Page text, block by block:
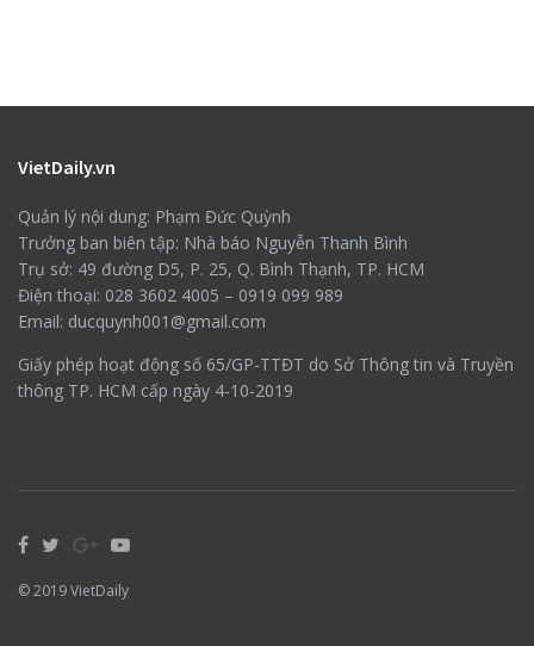
VietDaily.vn
Quản lý nội dung: Phạm Đức Quỳnh
Trưởng ban biên tập: Nhà báo Nguyễn Thanh Bình
Trụ sở: 49 đường D5, P. 25, Q. Bình Thạnh, TP. HCM
Điện thoại: 028 3602 4005 – 0919 099 989
Email: ducquynh001@gmail.com
Giấy phép hoạt động số 65/GP-TTĐT do Sở Thông tin và Truyền
thông TP. HCM cấp ngày 4-10-2019
© 2019VietDaily